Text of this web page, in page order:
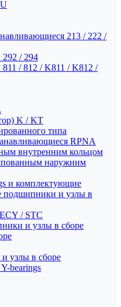
213 / 222 /
/ 294
/ 812 / K811 / K812 /
K / KT
типа
RPNA
внутренним кольцом
наружним
и комплектующие
подшипники и узлы в
/ STC
и узлы в сборе
узлы в сборе
bearings